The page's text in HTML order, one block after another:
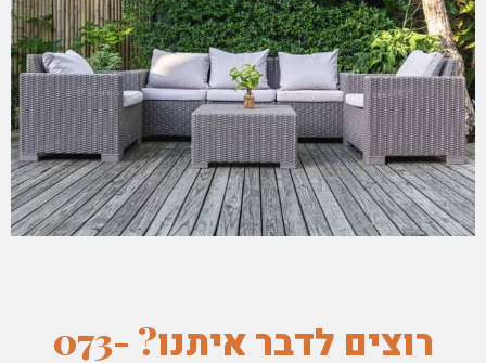
רוצים לדבר איתנו? 073-